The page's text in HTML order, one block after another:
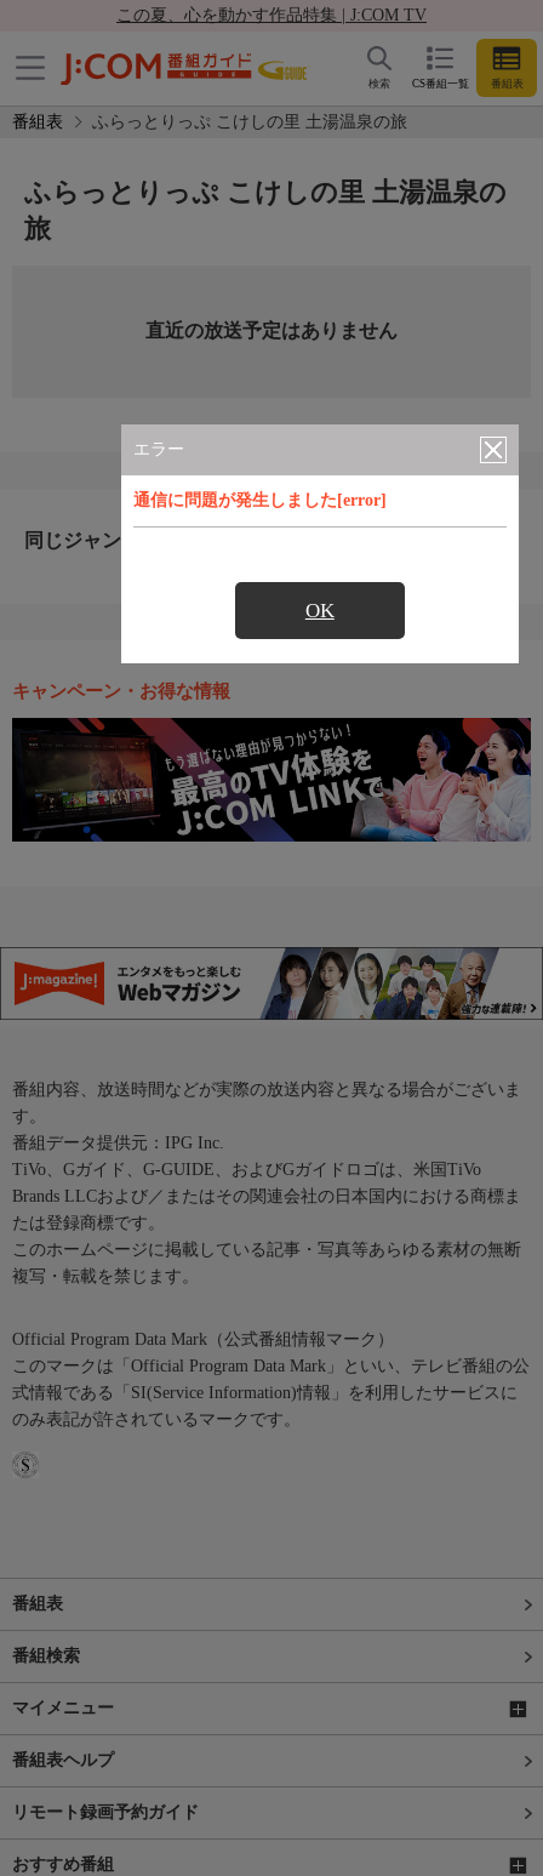
この夏、心を動かす作品特集 | J:COM TV
CS番組一覧 番組表
検索
番組表 ふらっとりっぷ こけしの里 土湯温泉の旅
エラー
通信に問題が発生しました[error]
OK
ふらっとりっぷ こけしの里 土湯温泉の
旅
直近の放送予定はありません
同じジャンルのおすすめ番組
キャンペーン・お得な情報
番組内容、放送時間などが実際の放送内容と異なる場合がございま
す。
番組データ提供元：IPG Inc.
TiVo、Gガイド、G-GUIDE、およびGガイドロゴは、米国TiVo
Brands LLCおよび／またはその関連会社の日本国内における商標ま
たは登録商標です。
このホームページに掲載している記事・写真等あらゆる素材の無断
複写・転載を禁じます。
Official Program Data Mark（公式番組情報マーク）
このマークは「Official Program Data Mark」といい、テレビ番組の公
式情報である「SI(Service Information)情報」を利用したサービスに
のみ表記が許されているマークです。
番組表
番組検索
マイメニュー
番組表ヘルプ
リモート録画予約ガイド
おすすめ番組